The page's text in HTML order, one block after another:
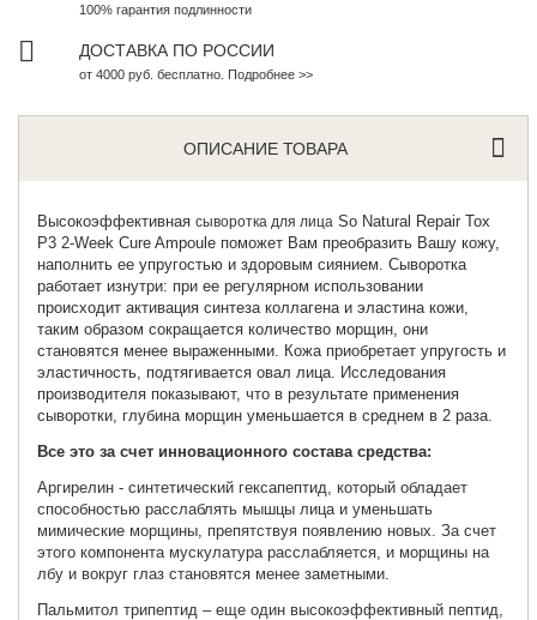
100% гарантия подлинности
ДОСТАВКА ПО РОССИИ
от 4000 руб. бесплатно. Подробнее >>
ОПИСАНИЕ ТОВАРА
Высокоэффективнаясыворотка для лица So Natural Repair Tox
P3 2-Week Cure Ampoule поможет Вам преобразить Вашу кожу,
наполнить ее упругостью и здоровым сиянием. Сыворотка
работает изнутри: при ее регулярном использовании
происходит активация синтеза коллагена и эластина кожи,
таким образом сокращается количество морщин, они
становятся менее выраженными. Кожа приобретает упругость и
эластичность, подтягивается овал лица. Исследования
производителя показывают, что в результате применения
сыворотки, глубина морщин уменьшается в среднем в 2 раза.
Все это за счет инновационного состава средства:
Аргирелин - синтетический гексапептид, который обладает
способностью расслаблять мышцы лица и уменьшать
мимические морщины, препятствуя появлению новых. За счет
этого компонента мускулатура расслабляется, и морщины на
лбу и вокруг глаз становятся менее заметными.
Пальмитол трипептид – еще один высокоэффективный пептид,